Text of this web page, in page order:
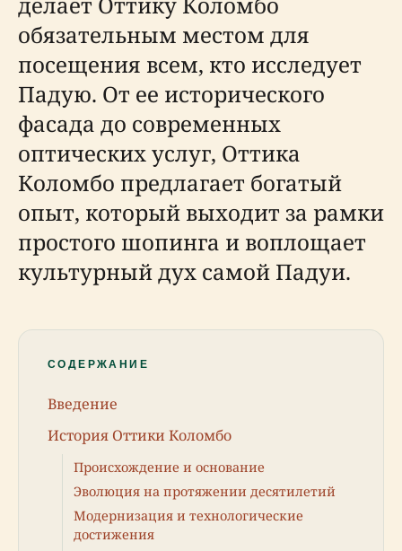
обязательным местом для
посещения всем, кто исследует
Падую. От ее исторического
фасада до современных
оптических услуг, Оттика
Коломбо предлагает богатый
опыт, который выходит за рамки
простого шопинга и воплощает
культурный дух самой Падуи.
СОДЕРЖАНИЕ
Введение
История Оттики Коломбо
Происхождение и основание
Эволюция на протяжении десятилетий
Модернизация и технологические
достижения